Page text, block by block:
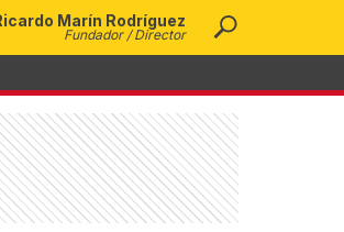
Marín Rodríguez
Fundador / Director